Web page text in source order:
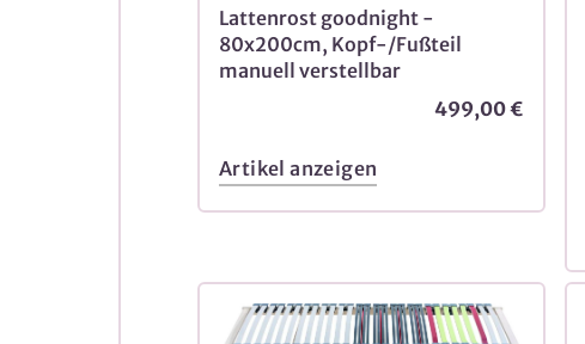
Lattenrost goodnight -
80x200cm, Kopf-/Fußteil
manuell verstellbar
499,00 €
Artikel anzeigen